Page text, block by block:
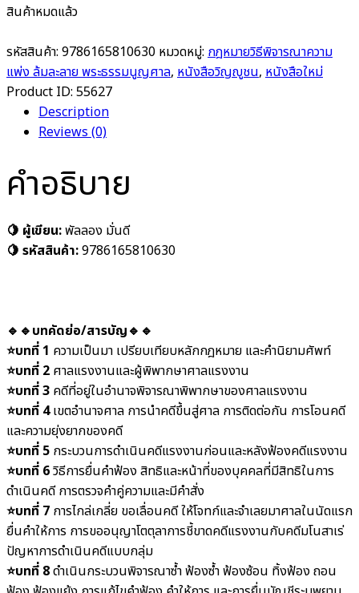
สินค้าหมดแล้ว
รหัสสินค้า: 9786165810630 หมวดหมู่: กฎหมายวิธีพิจารณาความ
แพ่ง ล้มละลาย พระธรรมนูญศาล, หนังสือวิญญูชน, หนังสือใหม่
Product ID: 55627
Description
Reviews (0)
คำอธิบาย
🍋 ผู้เขียน:พัลลอง มั่นดี
🍋 รหัสสินค้า:9786165810630
🔹🔹บทคัดย่อ/สารบัญ🔹🔹
⭐️บทที่ 1 ความเป็นมา เปรียบเทียบหลักกฎหมาย และคำนิยามศัพท์
⭐️บทที่ 2 ศาลแรงงานและผู้พิพากษาศาลแรงงาน
⭐️บทที่ 3 คดีที่อยู่ในอำนาจพิจารณาพิพากษาของศาลแรงงาน
⭐️บทที่ 4เขตอำนาจศาล การนำคดีขึ้นสู่ศาล การติดต่อกัน การโอนคดี
และความยุ่งยากของคดี
⭐️บทที่ 5 กระบวนการดำเนินคดีแรงงานก่อนและหลังฟ้องคดีแรงงาน
⭐️บทที่ 6วิธีการยื่นคำฟ้อง สิทธิและหน้าที่ของบุคคลที่มีสิทธิในการ
ดำเนินคดี การตรวจคำคู่ความและมีคำสั่ง
⭐️บทที่ 7 การไกล่เกลี่ย ขอเลื่อนคดี ให้โจทก์และจำเลยมาศาลในนัดแรก
ยื่นคำให้การ การขออนุญาโตตุลาการชี้ขาดคดีแรงงานกับคดีมโนสาเร่
ปัญหาการดำเนินคดีแบบกลุ่ม
⭐️บทที่ 8ดำเนินกระบวนพิจารณาซ้ำ ฟ้องซ้ำ ฟ้องซ้อน ทิ้งฟ้อง ถอน